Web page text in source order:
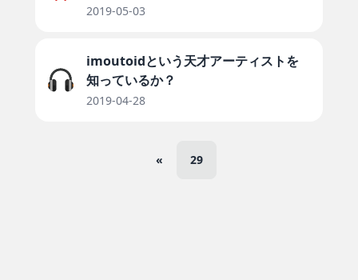
2019-05-03
imoutoidという天才アーティストを
知っているか？
2019-04-28
« 29